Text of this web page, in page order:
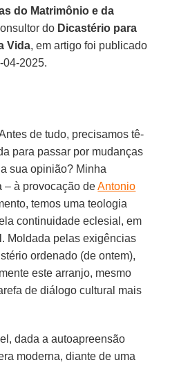
do Matrimônio e da
do Dicastério para
Vida, em artigo foi publicado
04-2025.
de tudo, precisamos tê-
para passar por mudanças
sua opinião? Minha
– à provocação deAntonio
temos uma teologia
continuidade eclesial, em
Moldada pelas exigências
ordenado (de ontem),
este arranjo, mesmo
de diálogo cultural mais
dada a autoapreensão
moderna, diante de uma